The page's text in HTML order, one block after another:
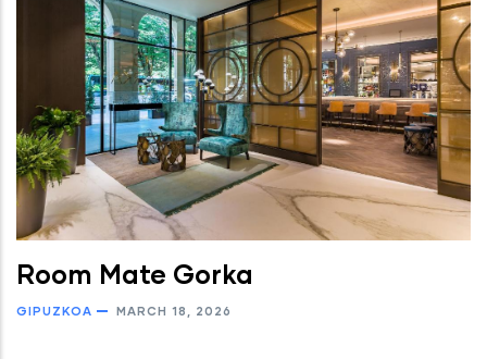
Room Mate Gorka
GIPUZKOA MARCH 18, 2026